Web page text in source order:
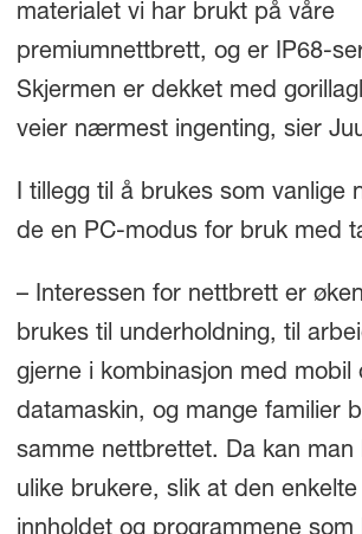
materialet vi har brukt på våre
premiumnettbrett, og er IP68-
Skjermen er dekket med
veier nærmest ingenting, sier
I tillegg til å brukes som vanlige
de en PC-modus for bruk med
– Interessen for nettbrett er
brukes til underholdning, til
gjerne i kombinasjon med mobil
datamaskin, og mange familier
samme nettbrettet. Da kan man
ulike brukere, slik at den